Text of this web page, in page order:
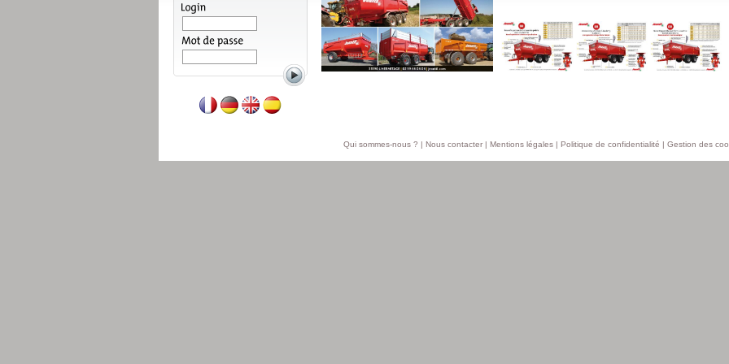
Qui sommes-nous ? | Nous contacter| Mentions légales| Politique de confidentialité | Gestion des